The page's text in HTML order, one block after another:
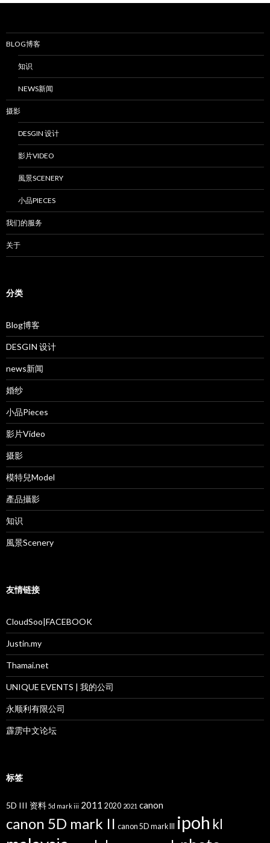
BLOG博客
知识
NEWS新闻
摄影
DESGIN 设计
影片VIDEO
風景SCENERY
小品PIECES
我们的服务
关于
分类
Blog博客
DESGIN 设计
news新闻
婚纱
小品Pieces
影片Video
摄影
模特兒Model
產品攝影
知识
風景Scenery
友情链接
CloudSoo|FACEBOOK
Justin.my
Thamai.net
UNIQUE EVENTS | 我的公司
永顺利有限公司
霹雳中文论坛
标签
5D III 资料 5d mark iii 2011 2020 2021 canon
canon 5D mark II canon 5D mark III ipoh kl